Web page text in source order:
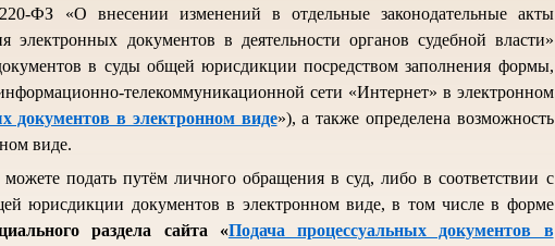
ФЗ «О внесении изменений в отдельные законодательные акты
документов в деятельности органов судебной власти»
в суды общей юрисдикции посредством заполнения формы,
телекоммуникационной сети «Интернет» в электронном
документов в электронном виде»), а также определена возможность
виде.
подать путём личного обращения в суд, либо в соответствии с
юрисдикции документов в электронном виде, в том числе в форме
раздела сайта «Подача процессуальных документов в